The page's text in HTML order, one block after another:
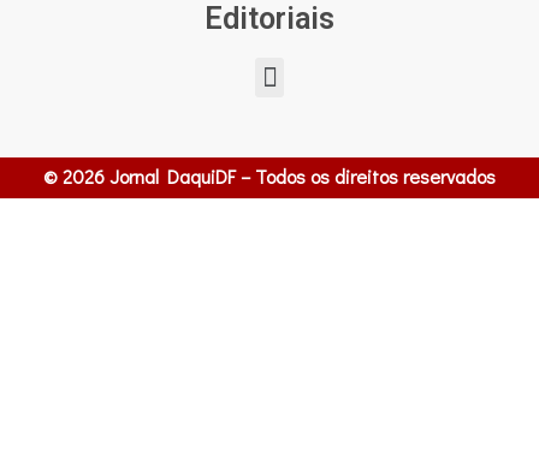
Editoriais
© 2026 Jornal DaquiDF – Todos os direitos reservados